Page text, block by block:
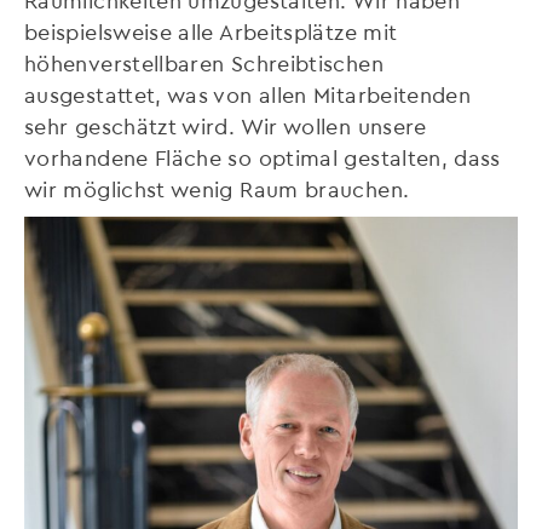
beispielsweise alle Arbeitsplätze mit
höhenverstellbaren Schreibtischen
ausgestattet, was von allen Mitarbeitenden
sehr geschätzt wird. Wir wollen unsere
vorhandene Fläche so optimal gestalten, dass
wir möglichst wenig Raum brauchen.